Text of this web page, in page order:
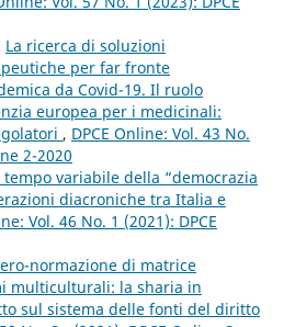
La ricerca di soluzioni
per far fronte
da Covid-19. Il ruolo
europea per i medicinali:
, DPCE Online: Vol. 43 No.
2-2020
variabile della “democrazia
diacroniche tra Italia e
Vol. 46 No. 1 (2021): DPCE
normazione di matrice
multiculturali: la sharia in
sul sistema delle fonti del diritto